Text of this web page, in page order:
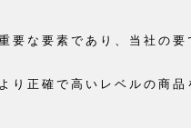
要な要素であり、当社の
り正確で高いレベルの商